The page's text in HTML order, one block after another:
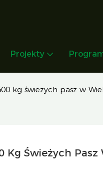
Projekty
kg świeżych pasz w
Kg Świeżych Pasz